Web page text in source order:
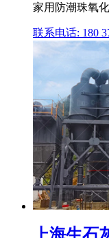
家用防潮珠氧
联系电话: 180
上海生石